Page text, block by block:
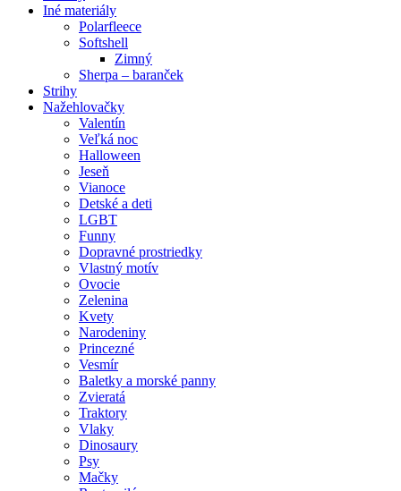
Iné materiály
Polarfleece
Softshell
Zimný
Sherpa – baranček
Strihy
Nažehlovačky
Valentín
Veľká noc
Halloween
Jeseň
Vianoce
Detské a deti
LGBT
Funny
Dopravné prostriedky
Vlastný motív
Ovocie
Zelenina
Kvety
Narodeniny
Princezné
Vesmír
Baletky a morské panny
Zvieratá
Traktory
Vlaky
Dinosaury
Psy
Mačky